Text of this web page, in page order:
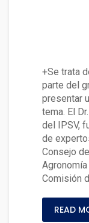
+Se trata
parte del
presentar
tema. El
del IPSV,
de
Consejo
Agronomía
Comisión
READ